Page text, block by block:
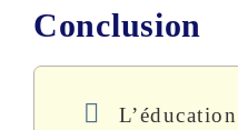
Conclusion